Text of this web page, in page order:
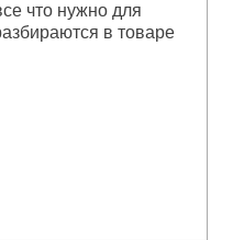
что нужно для
в товаре